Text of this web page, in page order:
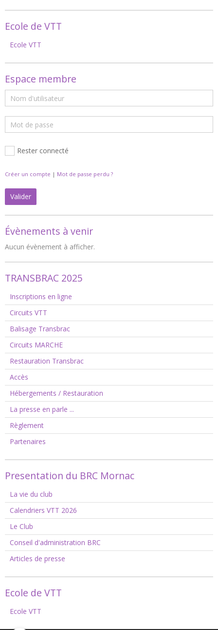
Ecole de VTT
Ecole VTT
Espace membre
Rester connecté
Créer un compte | Mot de passe perdu ?
Valider
Évènements à venir
Aucun évènement à afficher.
TRANSBRAC 2025
Inscriptions en ligne
Circuits VTT
Balisage Transbrac
Circuits MARCHE
Restauration Transbrac
Accès
Hébergements / Restauration
La presse en parle ...
Règlement
Partenaires
Presentation du BRC Mornac
La vie du club
Calendriers VTT 2026
Le Club
Conseil d'administration BRC
Articles de presse
Ecole de VTT
Ecole VTT